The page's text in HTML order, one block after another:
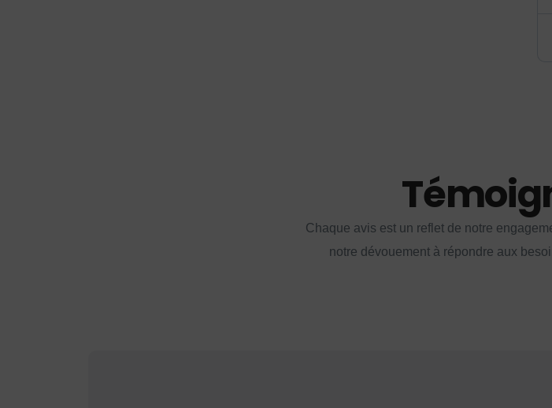
Chaque avis est un reflet de notre
notre dévouement à répondre aux